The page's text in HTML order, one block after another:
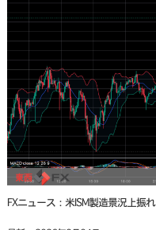
FXニュース：米ISM製造景況上振れ